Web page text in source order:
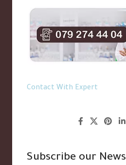
Contact With Expert
Subscribe our